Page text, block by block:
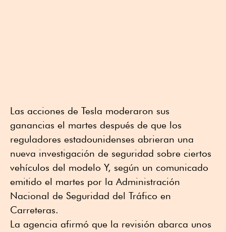
Las acciones de Tesla moderaron sus
ganancias el martes después de que los
reguladores estadounidenses abrieran una
nueva investigación de seguridad sobre ciertos
vehículos del modelo Y, según un comunicado
emitido el martes por la Administración
Nacional de Seguridad del Tráfico en
Carreteras.
La agencia afirmó que la revisión abarca unos